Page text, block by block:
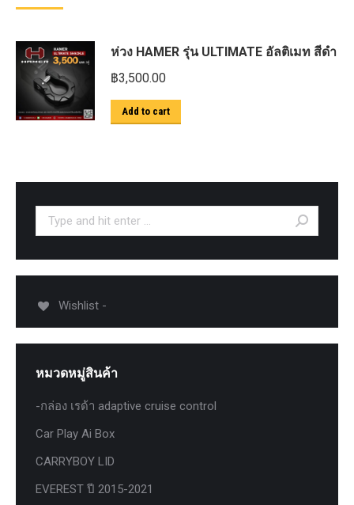
ห่วง HAMER รุ่น ULTIMATE อัลติเมท สีดำ
฿3,500.00
Add to cart
Search:
Wishlist -
หมวดหมู่สินค้า
-กล่อง เรด้า adaptive cruise control
Car Play Ai Box
CARRYBOY LID
EVEREST ปี 2015-2021